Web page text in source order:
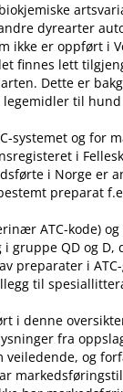
dyrearter
ikke er oppført i
finnes lett
Dette er
til hund
systemet og for
i
i Norge er
preparat
ATC-kode)
gruppe QD og
preparater i
til
i denne
fra
og